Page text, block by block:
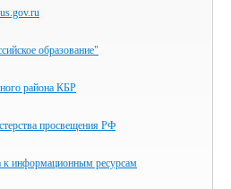
образование"
района КБР
просвещения РФ
ресурсам